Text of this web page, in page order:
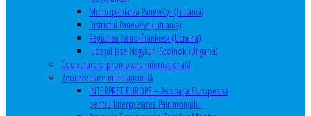
Municipalitatea Panevėžys (Lituania)
Districtul Panevėžys (Lituania)
Regiunea Ivano-Frankivsk (Ucraina)
Judeţul Jasz-Nagykun-Szolnok (Ungaria)
Cooperare şi promovare internaţională
Reprezentare internaţională
INTERPRET EUROPE – Asociația Europeană
pentru Interpretarea Patrimoniului